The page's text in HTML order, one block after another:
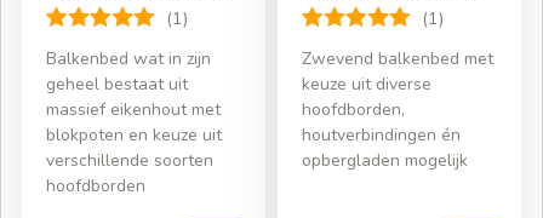
(1)
Balkenbed wat in zijn
geheel bestaat uit
massief eikenhout met
blokpoten en keuze uit
verschillende soorten
hoofdborden
(1)
Zwevend balkenbed met
keuze uit diverse
hoofdborden,
houtverbindingen én
opbergladen mogelijk